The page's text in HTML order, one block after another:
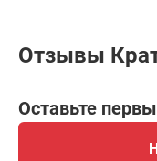
Отзывы
Оставьте